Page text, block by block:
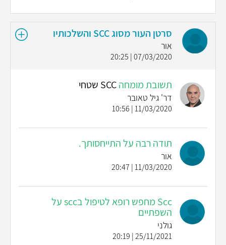
סרטן העור מסוג SCC והשלכותיו
אור
07/03/2020 | 20:25
תשובת מומחהSCC שטחי
דר' גיל טאובר
11/03/2020 | 10:56
תודה רבה על התייחסותך.
אור
11/03/2020 | 20:47
Scc מחפש רופא לטיפול בscc על
השפתיים
גולני
25/11/2021 | 20:19